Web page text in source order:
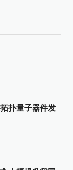
扑量子器件发